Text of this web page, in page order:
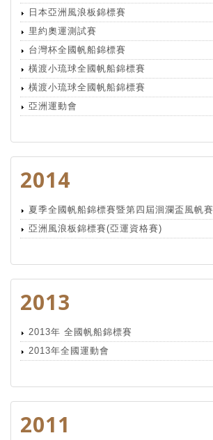
日本亞洲風浪板錦標賽
里約奧運測試賽
台灣杯全國帆船錦標賽
橫渡小琉球全國帆船錦標賽
橫渡小琉球全國帆船錦標賽
亞洲運動會
2014
夏季全國帆船錦標賽暨第四屆洄瀾盃風帆賽
亞洲風浪板錦標賽(亞運資格賽)
2013
2013年 全國帆船錦標賽
2013年全國運動會
2011